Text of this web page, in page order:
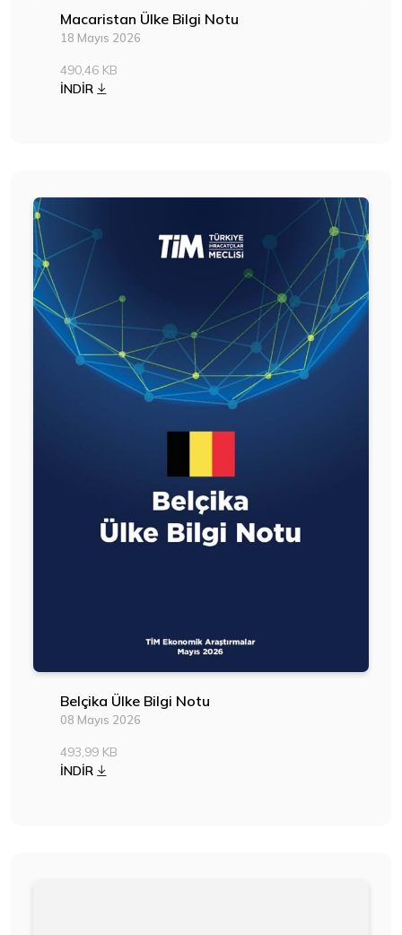
Macaristan Ülke Bilgi Notu
18 Mayıs 2026
490,46 KB
İNDİR
Belçika Ülke Bilgi Notu
08 Mayıs 2026
493,99 KB
İNDİR